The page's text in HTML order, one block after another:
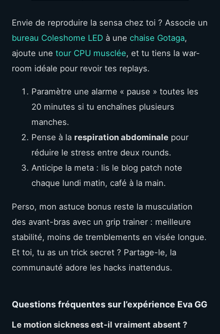
Envie de reproduire la sensa chez toi ? Associe un
bureau Coleshome LED à une chaise Gotaga,
ajoute une tour CPU musclée, et tu tiens la war-
room idéale pour revoir tes replays.
Paramètre une alarme « pause » toutes les
20 minutes si tu enchaînes plusieurs
manches.
Pense à la respiration abdominale pour
réduire le stress entre deux rounds.
Anticipe la meta : lis le blog patch note
chaque lundi matin, café à la main.
Perso, mon astuce bonus reste la musculation
des avant-bras avec un grip trainer : meilleure
stabilité, moins de tremblements en visée longue.
Et toi, tu as un trick secret ? Partage-le, la
communauté adore les hacks inattendus.
Questions fréquentes sur l’expérience Eva GG
Le motion sickness est-il vraiment absent ?